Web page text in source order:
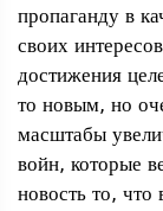
пропаганду в
своих
достижения
то новым, но
масштабы
войн, которые
новость то, что